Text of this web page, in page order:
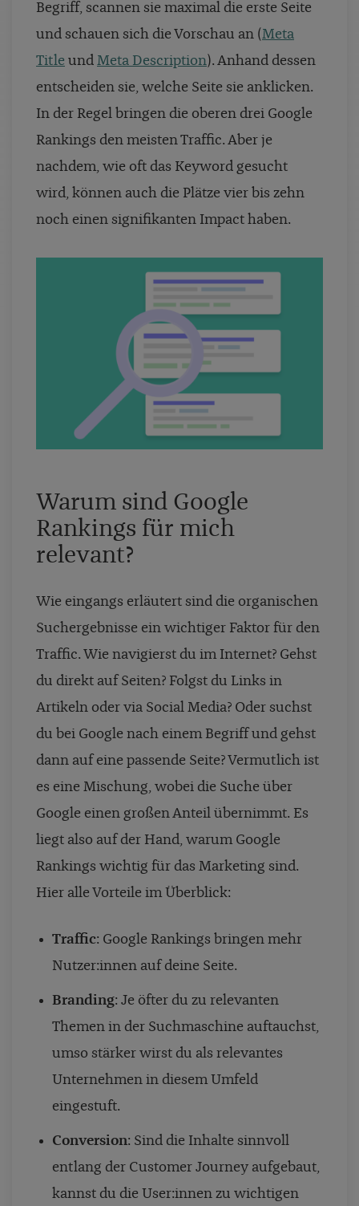
Begriff, scannen sie maximal die erste Seite
und schauen sich die Vorschau an (Meta
Title und Meta Description). Anhand dessen
entscheiden sie, welche Seite sie anklicken.
In der Regel bringen die oberen drei Google
Rankings den meisten Traffic. Aber je
nachdem, wie oft das Keyword gesucht
wird, können auch die Plätze vier bis zehn
noch einen signifikanten Impact haben.
Warum sind Google
Rankings für mich
relevant?
Wie eingangs erläutert sind die organischen
Suchergebnisse ein wichtiger Faktor für den
Traffic. Wie navigierst du im Internet? Gehst
du direkt auf Seiten? Folgst du Links in
Artikeln oder via Social Media? Oder suchst
du bei Google nach einem Begriff und gehst
dann auf eine passende Seite? Vermutlich ist
es eine Mischung, wobei die Suche über
Google einen großen Anteil übernimmt. Es
liegt also auf der Hand, warum Google
Rankings wichtig für das Marketing sind.
Hier alle Vorteile im Überblick:
Traffic: Google Rankings bringen mehr
Nutzer:innen auf deine Seite.
Branding: Je öfter du zu relevanten
Themen in der Suchmaschine auftauchst,
umso stärker wirst du als relevantes
Unternehmen in diesem Umfeld
eingestuft.
Conversion: Sind die Inhalte sinnvoll
entlang der Customer Journey aufgebaut,
kannst du die User:innen zu wichtigen